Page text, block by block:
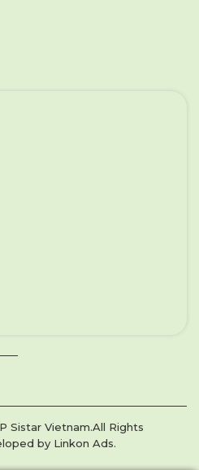
Sistar Vietnam.All Rights
by Linkon Ads.